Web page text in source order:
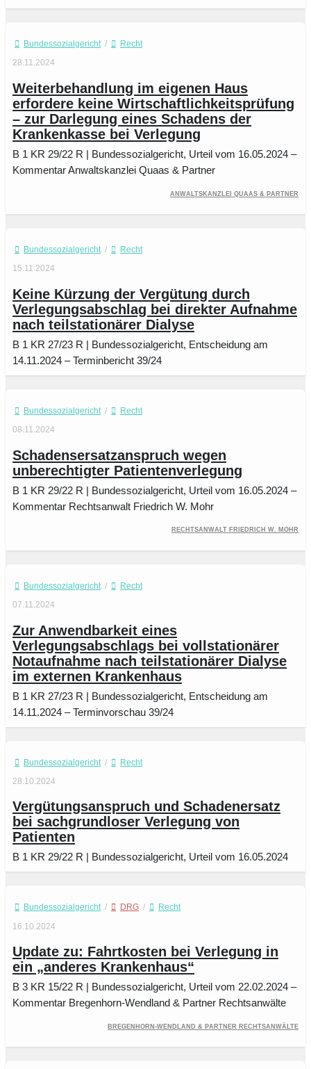
Bundessozialgericht /
Recht
28.11.2024
Weiterbehandlung im eigenen Haus
erfordere keine Wirtschaftlichkeitsprüfung
– zur Darlegung eines Schadens der
Krankenkasse bei Verlegung
B 1 KR 29/22 R | Bundessozialgericht, Urteil vom 16.05.2024 –
Kommentar Anwaltskanzlei Quaas & Partner
Anwaltskanzlei Quaas & Partner
Bundessozialgericht /
Recht
15.11.2024
Keine Kürzung der Vergütung durch
Verlegungsabschlag bei direkter Aufnahme
nach teilstationärer Dialyse
B 1 KR 27/23 R | Bundessozialgericht, Entscheidung am
14.11.2024 – Terminbericht 39/24
Bundessozialgericht /
Recht
08.11.2024
Schadensersatzanspruch wegen
unberechtigter Patientenverlegung
B 1 KR 29/22 R | Bundessozialgericht, Urteil vom 16.05.2024 –
Kommentar Rechtsanwalt Friedrich W. Mohr
Rechtsanwalt Friedrich W. Mohr
Bundessozialgericht /
Recht
07.11.2024
Zur Anwendbarkeit eines
Verlegungsabschlags bei vollstationärer
Notaufnahme nach teilstationärer Dialyse
im externen Krankenhaus
B 1 KR 27/23 R | Bundessozialgericht, Entscheidung am
14.11.2024 – Terminvorschau 39/24
Bundessozialgericht /
Recht
28.10.2024
Vergütungsanspruch und Schadenersatz
bei sachgrundloser Verlegung von
Patienten
B 1 KR 29/22 R | Bundessozialgericht, Urteil vom 16.05.2024
Bundessozialgericht / DRG /
Recht
16.10.2024
Update zu: Fahrtkosten bei Verlegung in
ein „anderes Krankenhaus“
B 3 KR 15/22 R | Bundessozialgericht, Urteil vom 22.02.2024 –
Kommentar Bregenhorn-Wendland & Partner Rechtsanwälte
Bregenhorn-Wendland & Partner Rechtsanwälte